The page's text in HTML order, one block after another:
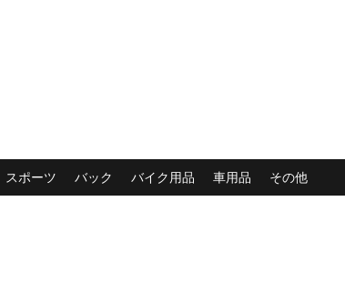
スポーツ バック バイク用品 車用品 その他